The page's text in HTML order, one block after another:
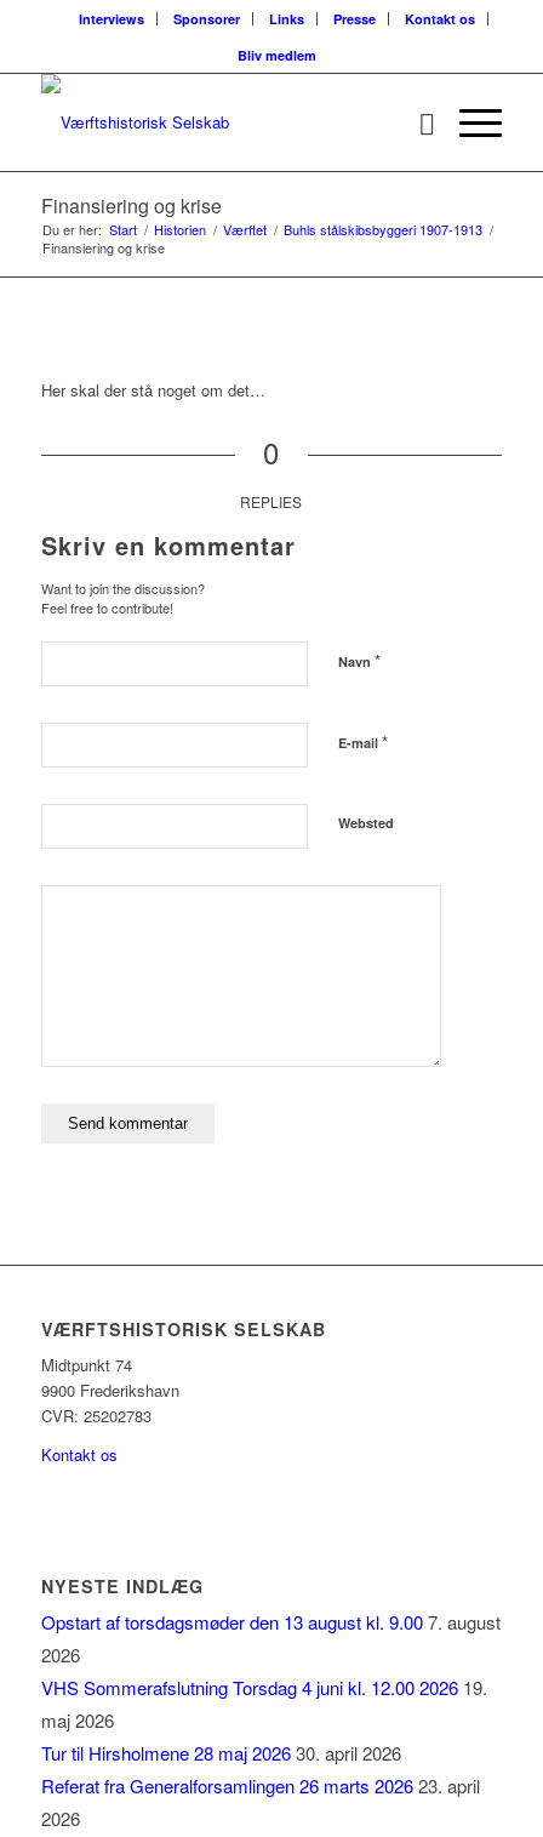
Interviews Sponsorer Links Presse
Kontakt os
Bliv medlem
Finansiering og krise
Du er her: Start / Historien / Værftet / Buhls stålskibsbyggeri 1907-1913 /
Finansiering og krise
Her skal der stå noget om det…
0
REPLIES
Skriv en kommentar
Want to join the discussion?
Feel free to contribute!
Navn *
E-mail *
Websted
VÆRFTSHISTORISK SELSKAB
Midtpunkt 74
9900 Frederikshavn
CVR: 25202783
Kontakt os
NYESTE INDLÆG
Opstart af torsdagsmøder den 13 august kl. 9.00 7. august
2026
VHS Sommerafslutning Torsdag 4 juni kl. 12.00 2026 19.
maj 2026
Tur til Hirsholmene 28 maj 2026 30. april 2026
Referat fra Generalforsamlingen 26 marts 2026 23. april
2026